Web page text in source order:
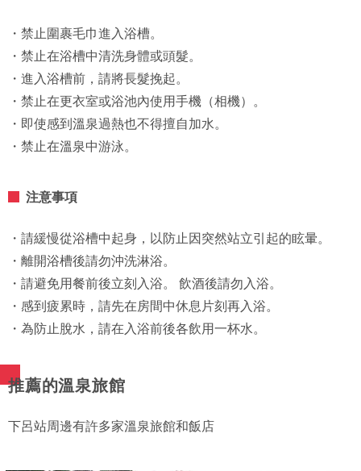
・禁止圍裹毛巾進入浴槽。
・禁止在浴槽中清洗身體或頭髮。
・進入浴槽前，請將長髮挽起。
・禁止在更衣室或浴池內使用手機（相機）。
・即使感到溫泉過熱也不得擅自加水。
・禁止在溫泉中游泳。
注意事項
・請緩慢從浴槽中起身，以防止因突然站立引起的眩暈。
・離開浴槽後請勿沖洗淋浴。
・請避免用餐前後立刻入浴。 飲酒後請勿入浴。
・感到疲累時，請先在房間中休息片刻再入浴。
・為防止脫水，請在入浴前後各飲用一杯水。
推薦的溫泉旅館
下呂站周邊有許多家溫泉旅館和飯店